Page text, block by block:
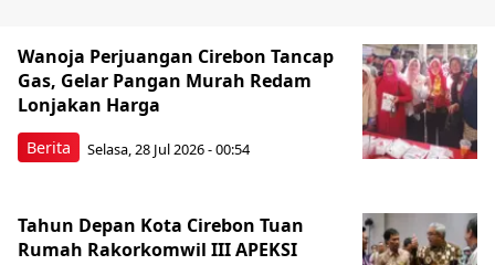
Berita
Wanoja Perjuangan Cirebon Tancap
Gas, Gelar Pangan Murah Redam
Lonjakan Harga
Selasa, 28 Jul 2026 - 00:54
Tahun Depan Kota Cirebon Tuan
Rumah Rakorkomwil III APEKSI